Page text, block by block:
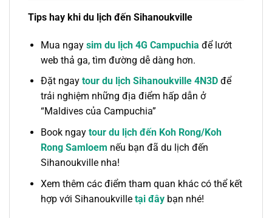
Tips hay khi du lịch đến Sihanoukville
Mua ngay sim du lịch 4G Campuchia để lướt
web thả ga, tìm đường dễ dàng hơn.
Đặt ngay tour du lịch Sihanoukville 4N3Dđể
trải nghiệm những địa điểm hấp dẫn ở
“Maldives của Campuchia”
Book ngay tour du lịch đến Koh Rong/Koh
Rong Samloem nếu bạn đã du lịch đến
Sihanoukville nha!
Xem thêm các điểm tham quan khác có thể kết
hợp với Sihanoukville tại đâybạn nhé!